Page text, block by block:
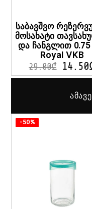
საბავშვო
მოსახატი
და ჩანგლით
Royal VKB
29.00₾ 14.50
-50%